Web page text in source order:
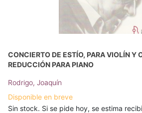
CONCIERTO DE ESTÍO, PARA VIOLÍN Y
REDUCCIÓN PARA PIANO
Rodrigo, Joaquín
Disponible en breve
Sin stock. Si se pide hoy, se estima